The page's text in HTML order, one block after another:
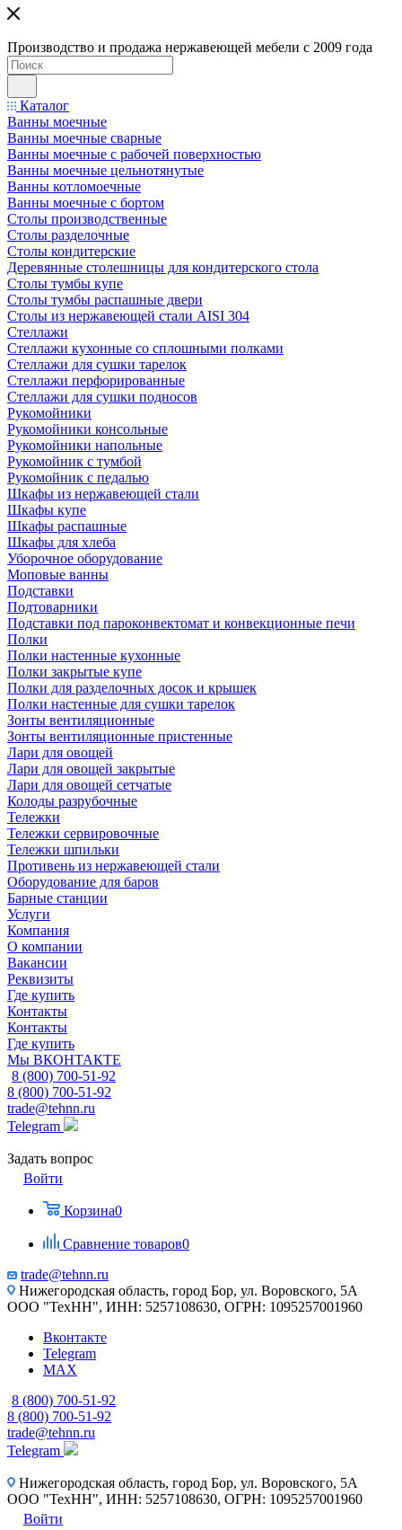
Производство и продажа нержавеющей мебели с 2009 года
Каталог
Ванны моечные
Ванны моечные сварные
Ванны моечные с рабочей поверхностью
Ванны моечные цельнотянутые
Ванны котломоечные
Ванны моечные с бортом
Столы производственные
Столы разделочные
Столы кондитерские
Деревянные столешницы для кондитерского стола
Столы тумбы купе
Столы тумбы распашные двери
Столы из нержавеющей стали AISI 304
Стеллажи
Стеллажи кухонные со сплошными полками
Стеллажи для сушки тарелок
Стеллажи перфорированные
Стеллажи для сушки подносов
Рукомойники
Рукомойники консольные
Рукомойники напольные
Рукомойник с тумбой
Рукомойник с педалью
Шкафы из нержавеющей стали
Шкафы купе
Шкафы распашные
Шкафы для хлеба
Уборочное оборудование
Моповые ванны
Подставки
Подтоварники
Подставки под пароконвектомат и конвекционные печи
Полки
Полки настенные кухонные
Полки закрытые купе
Полки для разделочных досок и крышек
Полки настенные для сушки тарелок
Зонты вентиляционные
Зонты вентиляционные пристенные
Лари для овощей
Лари для овощей закрытые
Лари для овощей сетчатые
Колоды разрубочные
Тележки
Тележки сервировочные
Тележки шпильки
Противень из нержавеющей стали
Оборудование для баров
Барные станции
Услуги
Компания
О компании
Вакансии
Реквизиты
Где купить
Контакты
Контакты
Где купить
Мы ВКОНТАКТЕ
8 (800) 700-51-92
8 (800) 700-51-92
trade@tehnn.ru
Telegram
Задать вопрос
Войти
Корзина0
Сравнение товаров0
trade@tehnn.ru
Нижегородская область, город Бор, ул. Воровского, 5А
ООО "ТехНН", ИНН: 5257108630, ОГРН: 1095257001960
Вконтакте
Telegram
MAX
8 (800) 700-51-92
8 (800) 700-51-92
trade@tehnn.ru
Telegram
Нижегородская область, город Бор, ул. Воровского, 5А
ООО "ТехНН", ИНН: 5257108630, ОГРН: 1095257001960
Войти